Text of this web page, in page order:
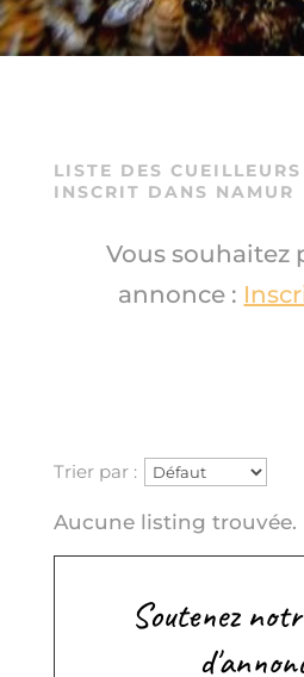
LISTE DES
INSCRIT DANS NAMUR
Vous souhaitez
annonce :
Trier par :
Aucune listing trouvée.
Soutenez